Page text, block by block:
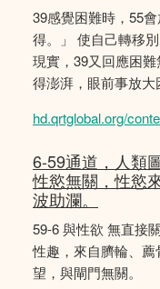
39感覺困難時，55
得。」 使自己轉移
現實，39又回應困
得澎湃，眼前事放大
hd.qrtglobal.org/
6-59通道，人類
性慾無關，性慾
波助瀾。
59-6 與性欲 無直接
性趣，來自臍輪、
望，與閘門無關。